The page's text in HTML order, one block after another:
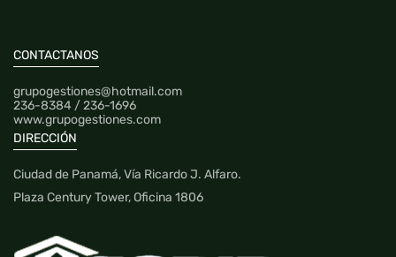
CONTACTANOS
grupogestiones@hotmail.com
236-8384 / 236-1696
www.grupogestiones.com
DIRECCIÓN
Ciudad de Panamá, Vía Ricardo J. Alfaro.
Plaza Century Tower, Oficina 1806